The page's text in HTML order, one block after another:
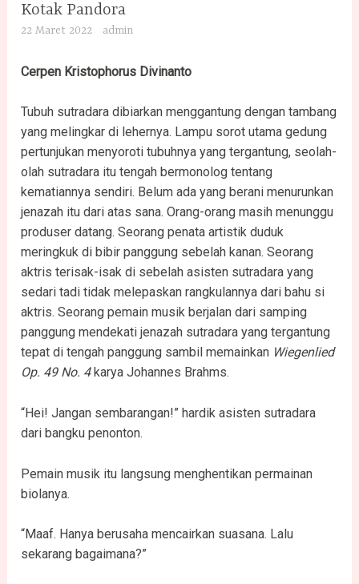
Kotak Pandora
22 Maret 2022 admin
Cerpen Kristophorus Divinanto
Tubuh sutradara dibiarkan menggantung dengan tambang
yang melingkar di lehernya. Lampu sorot utama gedung
pertunjukan menyoroti tubuhnya yang tergantung, seolah-
olah sutradara itu tengah bermonolog tentang
kematiannya sendiri. Belum ada yang berani menurunkan
jenazah itu dari atas sana. Orang-orang masih menunggu
produser datang. Seorang penata artistik duduk
meringkuk di bibir panggung sebelah kanan. Seorang
aktris terisak-isak di sebelah asisten sutradara yang
sedari tadi tidak melepaskan rangkulannya dari bahu si
aktris. Seorang pemain musik berjalan dari samping
panggung mendekati jenazah sutradara yang tergantung
tepat di tengah panggung sambil memainkan Wiegenlied
Op. 49 No. 4karya Johannes Brahms.
“Hei! Jangan sembarangan!” hardik asisten sutradara
dari bangku penonton.
Pemain musik itu langsung menghentikan permainan
biolanya.
“Maaf. Hanya berusaha mencairkan suasana. Lalu
sekarang bagaimana?”